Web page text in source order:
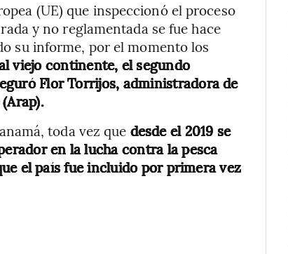
(UE) que inspeccionó el proceso
y no reglamentada se fue hace
su informe, por el momento los
viejo continente, el segundo
Flor Torrijos, administradora de
toda vez que desde el 2019 se
en la lucha contra la pesca
el país fue incluido por primera vez